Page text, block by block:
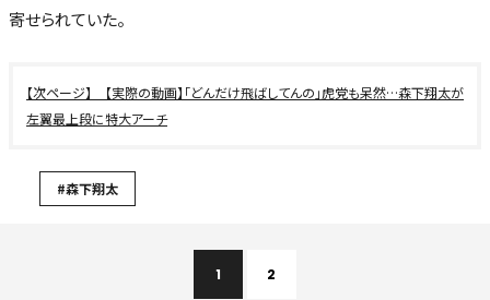
寄せられていた。
【実際の動画】「どんだけ飛ばしてんの」虎党も呆然…森下翔太が
左翼最上段に特大アーチ
#森下翔太
1 2